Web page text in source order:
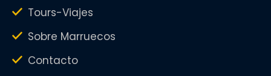
Tours-Viajes
Sobre Marruecos
Contacto